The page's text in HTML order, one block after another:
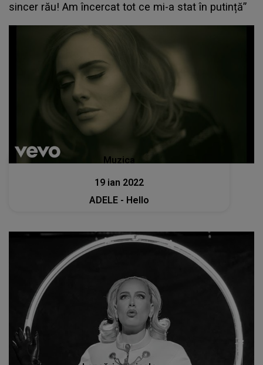
sincer rău! Am încercat tot ce mi-a stat în putință”
Muzica
19 ian 2022
ADELE - Hello